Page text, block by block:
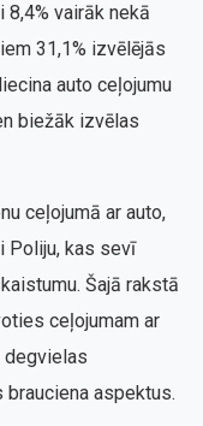
vairāk nekā
31,1% izvēlējās
auto ceļojumu
biežāk izvēlas
ceļojumā ar auto,
Poliju, kas sevī
Šajā rakstā
ceļojumam ar
degvielas
aspektus.